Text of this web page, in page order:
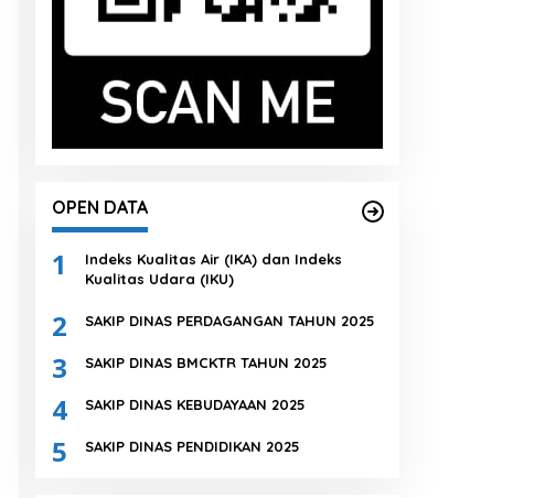
OPEN DATA
1
Indeks Kualitas Air (IKA) dan Indeks
Kualitas Udara (IKU)
2 SAKIP DINAS PERDAGANGAN TAHUN 2025
3 SAKIP DINAS BMCKTR TAHUN 2025
4 SAKIP DINAS KEBUDAYAAN 2025
5 SAKIP DINAS PENDIDIKAN 2025